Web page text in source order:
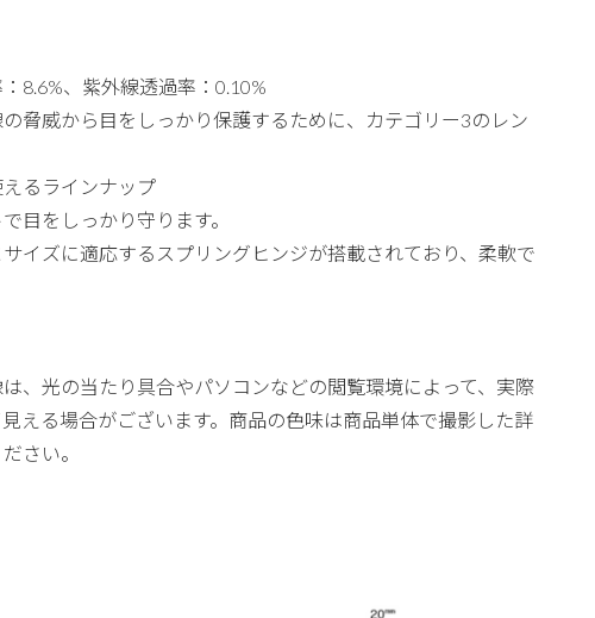
8.6%、紫外線透過率：0.10%
の脅威から目をしっかり保護するために、カテゴリー3のレン
るラインナップ
目をしっかり守ります。
サイズに適応するスプリングヒンジが搭載されており、柔軟で
は、光の当たり具合やパソコンなどの閲覧環境によって、実際
える場合がございます。商品の色味は商品単体で撮影した詳
さい。